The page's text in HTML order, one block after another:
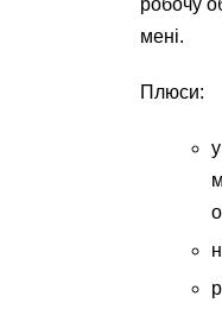
робочу
мені.
Плюси: